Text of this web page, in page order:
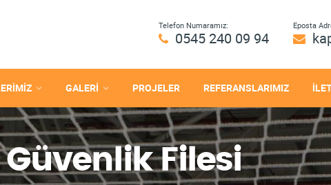
Telefon Numaramız:
0545 240 09 94
Eposta
GALERİ PROJELER REFERANSLARIMIZ
Güvenlik Filesi